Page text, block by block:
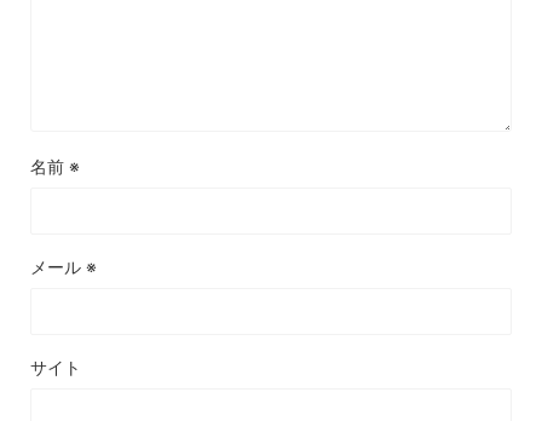
名前 ※
メール ※
サイト